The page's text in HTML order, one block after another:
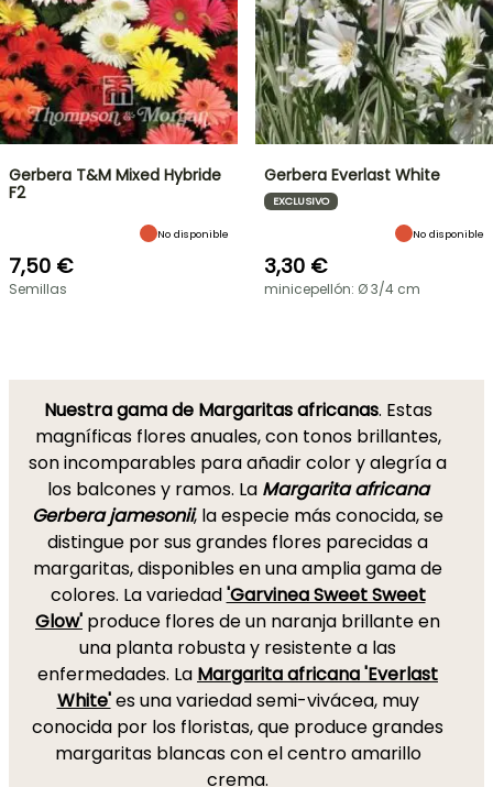
Gerbera T&M Mixed Hybride
F2
No disponible
7,50 €
Semillas
Gerbera Everlast White
EXCLUSIVO
No disponible
3,30 €
minicepellón: Ø 3/4 cm
Nuestra gama de Margaritas africanas. Estas
magníficas flores anuales, con tonos brillantes,
son incomparables para añadir color y alegría a
los balcones y ramos. La Margarita africana
Gerbera jamesonii, la especie más conocida, se
distingue por sus grandes flores parecidas a
margaritas, disponibles en una amplia gama de
colores. La variedad'Garvinea Sweet Sweet
Glow' produce flores de un naranja brillante en
una planta robusta y resistente a las
enfermedades. La Margarita africana 'Everlast
White'es una variedad semi-vivácea, muy
conocida por los floristas, que produce grandes
margaritas blancas con el centro amarillo
crema.